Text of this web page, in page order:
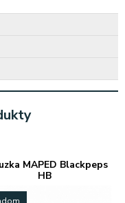
MAPED Blackpeps
HB